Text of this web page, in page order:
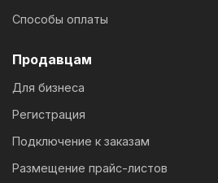
Способы оплаты
Продавцам
Для бизнеса
Регистрация
Подключение к заказам
Размещение прайс-листов